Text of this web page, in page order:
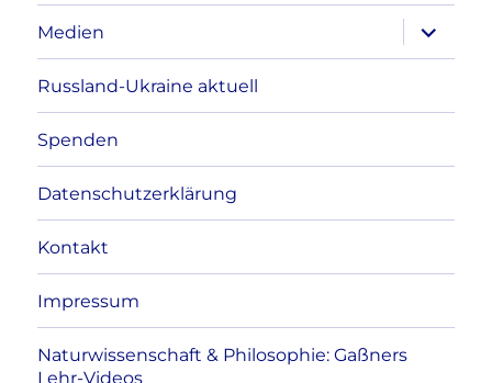
Medien
anzeigen
Russland-Ukraine aktuell
Spenden
Datenschutzerklärung
Kontakt
Impressum
Naturwissenschaft & Philosophie: Gaßners
Lehr-Videos